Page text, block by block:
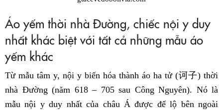
Áo yếm thời nhà Đường, chiếc nội y duy
nhất khác biệt với tất cả những mẫu áo
yếm khác
Từ mẫu tâm y, nội y biến hóa thành áo ha tử (诃子) thời
nhà Đường (năm 618 – 705 sau Công Nguyên). Nó là
mẫu nội y duy nhất của châu Á được để lộ bên ngoài